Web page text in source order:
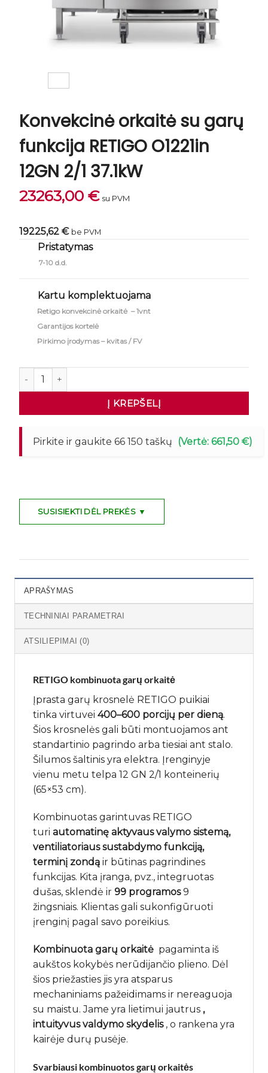
Konvekcinė orkaitė su garų
funkcija RETIGO O1221in
12GN 2/1 37.1kW
23263,00 € su PVM
19225,62 € be PVM
Pristatymas
7-10 d.d.
Kartu komplektuojama
Retigo konvekcinė orkaitė – 1vnt
Garantijos kortelė
Pirkimo įrodymas – kvitas / FV
produkto kiekis: Konvekcinė orkaitė su garų funkcija
Į KREPŠELĮ
Pirkite ir gaukite 66 150 taškų (Vertė: 661,50 €)
SUSISIEKTI DĖL PREKĖS ▼
APRAŠYMAS
TECHNINIAI PARAMETRAI
ATSILIEPIMAI (0)
RETIGO kombinuota garų orkaitė
Įprasta garų krosnelė RETIGO puikiai
tinka virtuvei 400–600 porcijų per dieną.
Šios krosnelės gali būti montuojamos ant
standartinio pagrindo arba tiesiai ant stalo.
Šilumos šaltinis yra elektra. Įrenginyje
vienu metu telpa 12 GN 2/1 konteinerių
(65×53 cm).
Kombinuotas garintuvas RETIGO
turi automatinę aktyvaus valymo sistemą,
ventiliatoriaus sustabdymo funkciją,
terminį zondą ir būtinas pagrindines
funkcijas. Kita įranga, pvz., integruotas
dušas, sklendė ir 99 programos9
žingsniais. Klientas gali sukonfigūruoti
įrenginį pagal savo poreikius.
Kombinuota garų orkaitė pagaminta iš
aukštos kokybės nerūdijančio plieno. Dėl
šios priežasties jis yra atsparus
mechaniniams pažeidimams ir nereaguoja
su maistu. Jame yra lietimui jautrus ,
intuityvus valdymo skydelis, o rankena yra
kairėje durų pusėje.
Svarbiausi kombinuotos garų orkaitės